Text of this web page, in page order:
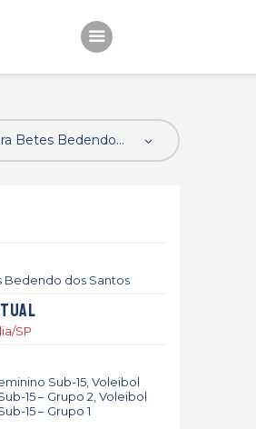
Rede de
Bedendo dos Santos
SP
Sub-15, Voleibol
15 – Grupo 2, Voleibol
15 – Grupo 1